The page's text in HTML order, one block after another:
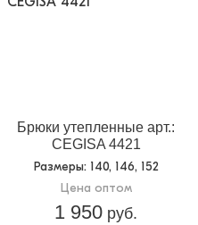
Брюки утепленные арт.:
CEGISA 4421
Размеры: 140, 146, 152
Цена оптом
1 950 руб.